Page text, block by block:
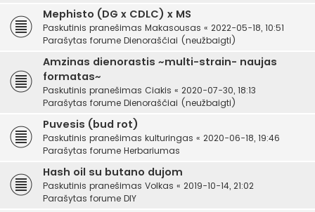
Mephisto (DG x CDLC) x MS
Paskutinis pranešimas Makasousas « 2022-05-18, 10:51
Parašytas forume Dienoraščiai (neužbaigti)
Amzinas dienorastis ~multi-strain- naujas
formatas~
Paskutinis pranešimas Ciakis « 2020-07-30, 18:13
Parašytas forume Dienoraščiai (neužbaigti)
Puvesis (bud rot)
Paskutinis pranešimas kulturingas « 2020-06-18, 19:46
Parašytas forume Herbariumas
Hash oil su butano dujom
Paskutinis pranešimas Volkas « 2019-10-14, 21:02
Parašytas forume DIY